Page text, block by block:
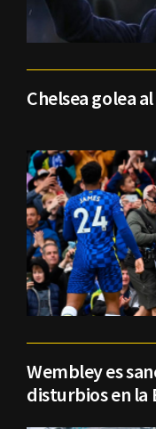
Chelsea golea
Wembley es
disturbios en la